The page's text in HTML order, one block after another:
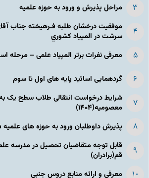
مراحل پذیرش و ورود به حوزه علمیه
موفقیت درخشان طلبه فـرهیخته جناب
سرشت در المپياد كشوري
معرفی نفرات برتر المپیاد علمی – مرحله
گردهمایی اساتید پایه های اول تا سوم
شرایط درخواست انتقالی طلاب سطح یک
معصومیه(۱۴۰۴)
پذیرش داوطلبان ورود به حوزه های علمیه ١۴٠۵-١۴٠۴
قابل توجه متقاضیان تحصیل در مدرسه
قم(برادران)
معرفی و ارائه منابع دروس جنبی